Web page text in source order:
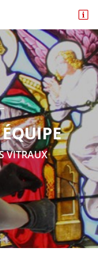

commerciales à
à tout moment en
VITRAUX